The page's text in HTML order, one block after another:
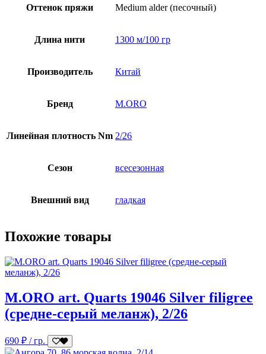
Оттенок пряжи Medium alder (песочный)
Длина нити 1300 м/100 гр
Производитель Китай
Бренд M.ORO
Линейная плотность Nm 2/26
Сезон всесезонная
Внешний вид гладкая
Похожие товары
M.ORO art. Quarts 19046 Silver filigree
(средне-серый меланж), 2/26
690 ₽ / гр.